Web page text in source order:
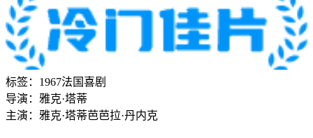
标签： 1967法国喜剧
导演： 雅克·塔蒂
主演： 雅克·塔蒂芭芭拉·丹内克